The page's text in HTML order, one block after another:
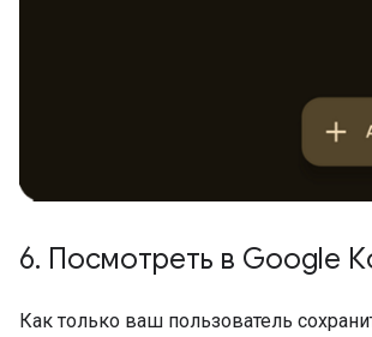
6. Посмотреть в Google
Как только ваш пользователь